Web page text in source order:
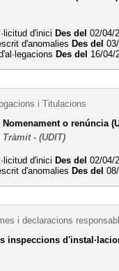
d'inici Des del 02/04/
d'anomalies Des del
Des del 16/
i Titulacions
o renúncia
- (UDIT)
d'inici Des del 02/04/
d'anomalies Des del
i declaracions
inspeccions